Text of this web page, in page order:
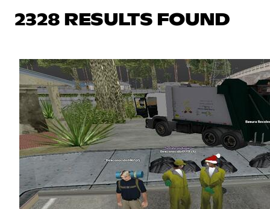
2328 RESULTS FOUND